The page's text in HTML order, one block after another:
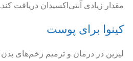
مقدار زیادی آنتی‌اکسیدان دریافت کند.
کینوا برای پوست
لیزین در درمان و ترمیم زخم‌های بدن